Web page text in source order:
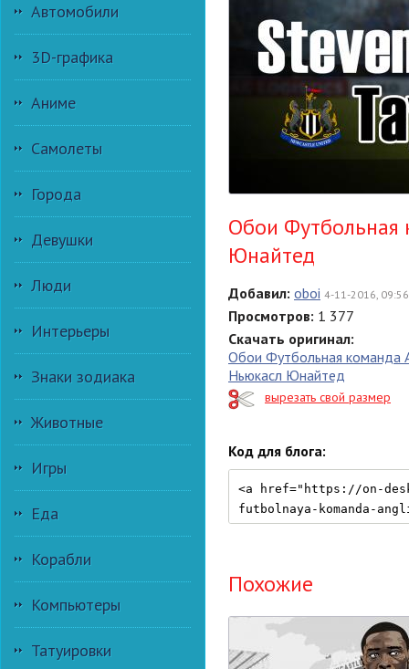
Автомобили
3D-графика
Аниме
Самолеты
Города
Девушки
Люди
Интерьеры
Знаки зодиака
Животные
Игры
Еда
Корабли
Компьютеры
Татуировки
Обои Футбольная
Юнайтед
Добавил: oboi 4-11-2016, 09:56
Просмотров: 1 377
Скачать оригинал:
Обои Футбольная команда
Ньюкасл Юнайтед
вырезать свой размер
Код для блога:
Похожие